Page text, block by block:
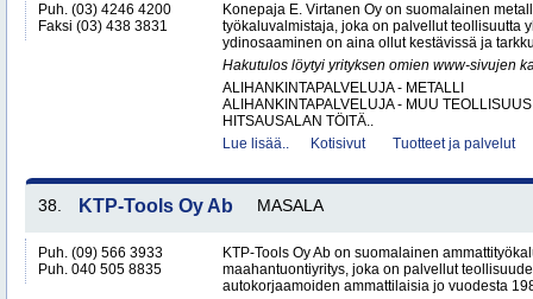
Puh. (03) 4246 4200
Faksi (03) 438 3831
Konepaja E. Virtanen Oy on suomalainen
työkaluvalmistaja, joka on palvellut teollisuutta
ydinosaaminen on aina ollut kestävissä ja
Hakutulos löytyi yrityksen omien www-sivujen
ALIHANKINTAPALVELUJA - METALLI
ALIHANKINTAPALVELUJA - MUU TEOLLISUUS
HITSAUSALAN TÖITÄ..
Lue lisää..
Kotisivut Tuotteet ja palvelut
38. KTP-Tools Oy Ab MASALA
Puh. (09) 566 3933
Puh. 040 505 8835
KTP-Tools Oy Ab on suomalainen
maahantuontiyritys, joka on palvellut
autokorjaamoiden ammattilaisia jo vuodesta